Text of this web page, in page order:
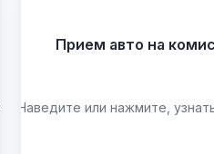
Прием авто на
Наведите или нажмите,
Прием на